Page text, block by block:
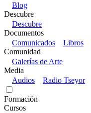
Blog
Descubre
Descubre
Documentos
Comunicados
Libros
Comunidad
Galerías de Arte
Media
Audios
Radio Tseyor
Formación
Cursos